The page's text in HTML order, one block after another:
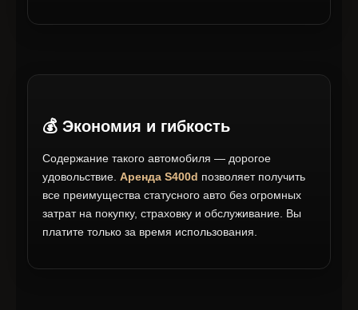
💰 Экономия и гибкость
Содержание такого автомобиля — дорогое
удовольствие. Аренда S400d позволяет получить
все преимущества статусного авто без огромных
затрат на покупку, страховку и обслуживание. Вы
платите только за время использования.